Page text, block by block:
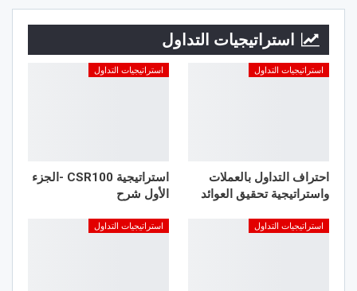
استراتيجيات التداول
استراتيجيات التداول
احتراف التداول بالعملات
واستراتيجية تحقيق العوائد
استراتيجيات التداول
استراتيجية CSR100 -الجزء
الأول شرح
استراتيجيات التداول استراتيجيات التداول